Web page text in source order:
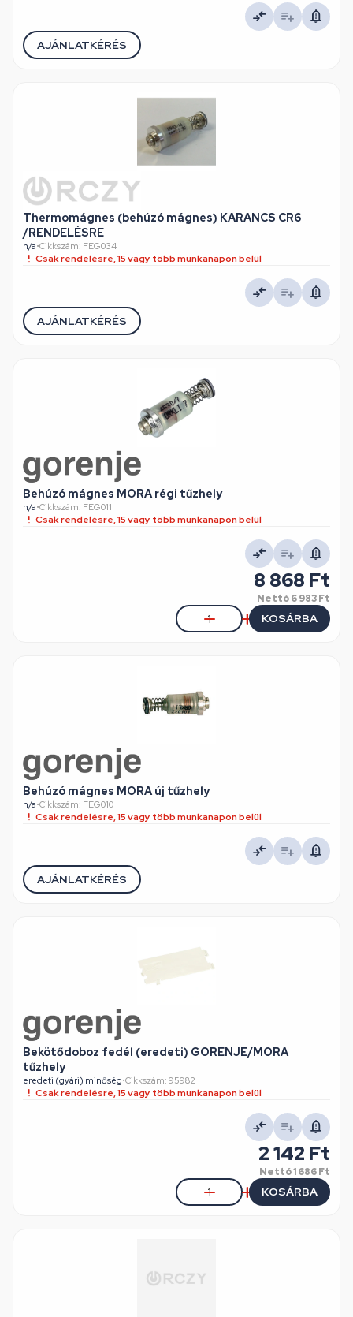
AJÁNLATKÉRÉS
Thermomágnes (behúzó mágnes) KARANCS CR6
/RENDELÉSRE
n/a•Cikkszám: FEG034
Csak rendelésre, 15 vagy több munkanapon belül
AJÁNLATKÉRÉS
Behúzó mágnes MORA régi tűzhely
n/a•Cikkszám: FEG011
Csak rendelésre, 15 vagy több munkanapon belül
8 868 Ft
Nettó6 983 Ft
KOSÁRBA
Behúzó mágnes MORA új tűzhely
n/a•Cikkszám: FEG010
Csak rendelésre, 15 vagy több munkanapon belül
AJÁNLATKÉRÉS
Bekötődoboz fedél (eredeti) GORENJE/MORA
tűzhely
eredeti (gyári) minőség•Cikkszám: 95982
Csak rendelésre, 15 vagy több munkanapon belül
2 142 Ft
Nettó1 686 Ft
KOSÁRBA